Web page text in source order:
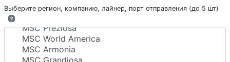
Выберите регион, компанию, лайнер, порт отправления (до 5 шт)
?